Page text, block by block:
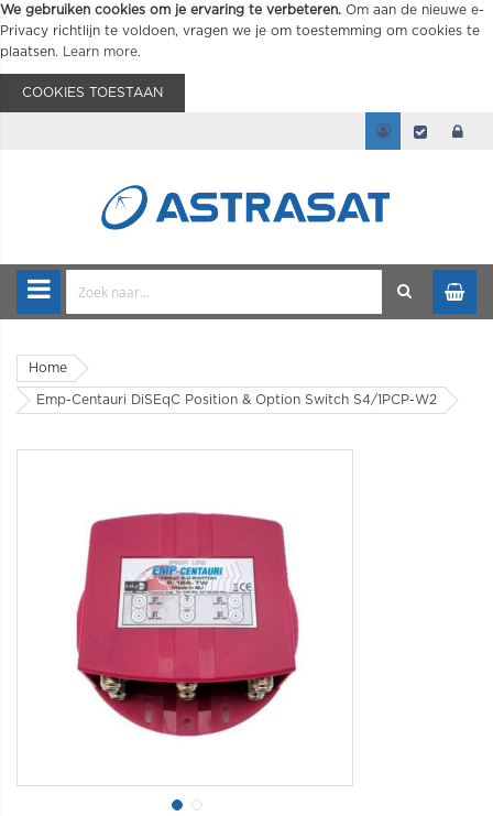
We gebruiken cookies om je ervaring te verbeteren. Om aan de nieuwe e-
Privacy richtlijn te voldoen, vragen we je om toestemming om cookies te
plaatsen.
Learn more.
COOKIES TOESTAAN
Home
Emp-Centauri DiSEqC Position & Option Switch S4/1PCP-W2